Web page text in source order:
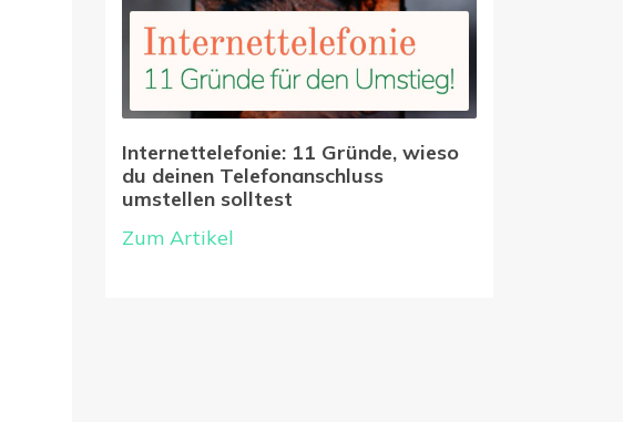
Internettelefonie: 11 Gründe, wieso
du deinen Telefonanschluss
umstellen solltest
Zum Artikel